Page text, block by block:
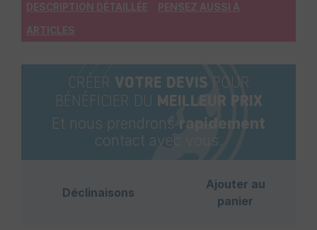
DESCRIPTION DÉTAILLÉE PENSEZ AUSSI À
ARTICLES
CRÉER VOTRE DEVIS POUR
BÉNÉFICIER DU MEILLEUR PRIX
Et nous prendrons rapidement
contact avec vous.
Déclinaisons
Ajouter au
panier